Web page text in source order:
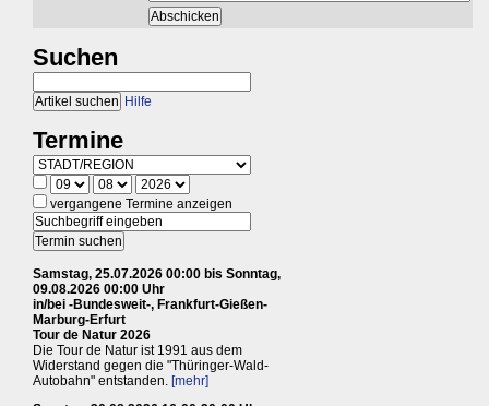
Suchen
Hilfe
Termine
vergangene Termine anzeigen
Samstag, 25.07.2026 00:00 bis Sonntag,
09.08.2026 00:00 Uhr
in/bei -Bundesweit-, Frankfurt-Gießen-
Marburg-Erfurt
Tour de Natur 2026
Die Tour de Natur ist 1991 aus dem
Widerstand gegen die "Thüringer-Wald-
Autobahn" entstanden. [mehr]